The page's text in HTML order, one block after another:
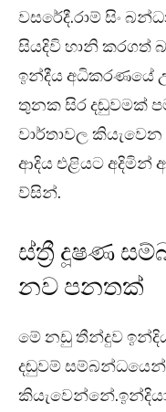
වසරේදී.රාම් සිං
සියදිවි හානි කරගත්
ඉන්දීය අධිකරණයේ
තුනක සිර දඬුවමක්
වාර්තාවල
ආදිය එළියට අදිමින්
ව්සින්.
ස්ත්‍රී දූෂණ
නව පනතක්
මේ නඩු තීන්දුව
දඬුවම්